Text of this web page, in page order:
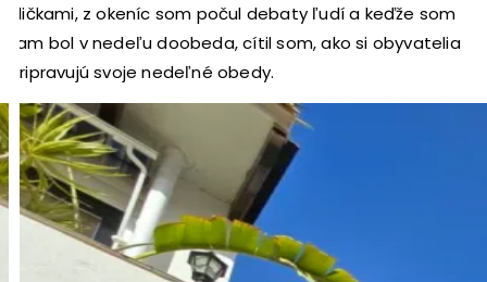
uličkami, z okeníc som počul debaty ľudí a keďže som
tam bol v nedeľu doobeda, cítil som, ako si obyvatelia
pripravujú svoje nedeľné obedy.